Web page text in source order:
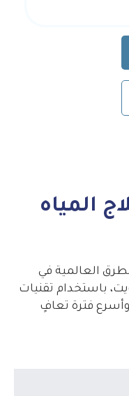
المياه
العالمية في
باستخدام تقنيات
فترة تعافٍ